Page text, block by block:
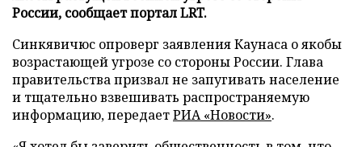
России, сообщает портал LRT.
Синкявичюс опроверг заявления Каунаса о якобы
возрастающей угрозе со стороны России. Глава
правительства призвал не запугивать население
и тщательно взвешивать распространяемую
информацию, передаетРИА «Новости».